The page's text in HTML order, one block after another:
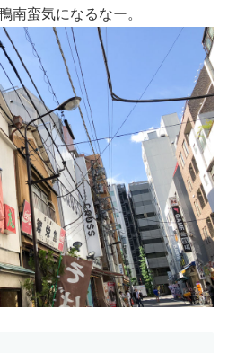
南蛮気になるなー。